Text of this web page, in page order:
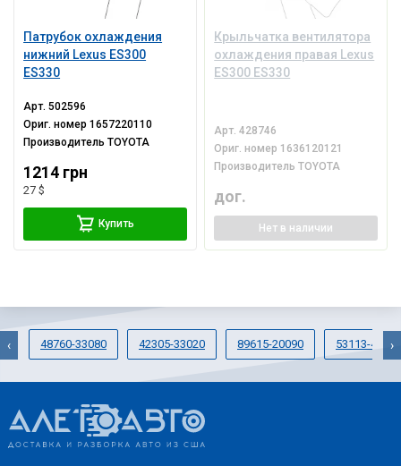
Патрубок охлаждения
нижний Lexus ES300
ES330
Арт.502596
Ориг. номер1657220110
ПроизводительTOYOTA
1214 грн
27 $
Купить
Крыльчатка вентилятора
охлаждения правая Lexus
ES300 ES330
Арт.428746
Ориг. номер 1636120121
ПроизводительTOYOTA
дог.
Нет в наличии
48760-33080 42305-33020 89615-20090 53113-48040
‹ ›